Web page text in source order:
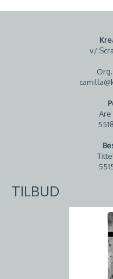
v/
Are
TILBUD